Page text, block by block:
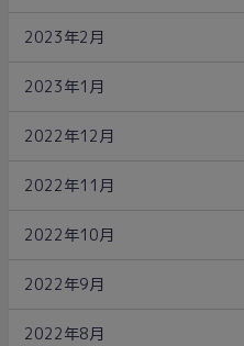
2023年2月
2023年1月
2022年12月
2022年11月
2022年10月
2022年9月
2022年8月